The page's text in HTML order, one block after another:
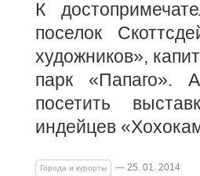
К
поселок
художников»,
парк «Папаго».
посетить
индейцев
Города и курорты — 25. 01. 2014